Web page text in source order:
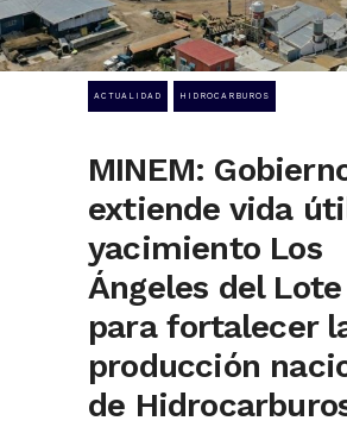
ACTUALIDAD HIDROCARBUROS
MINEM:
extiende vida
yacimiento Los
Ángeles del Lote
para fortalecer
producción
de